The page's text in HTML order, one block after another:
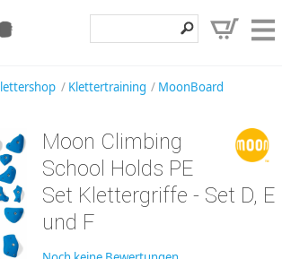
Klettershop
Entdecken
Angebote
Klettertraining MoonBoard
Moon Climbing
School Holds PE
Set Klettergriffe - Set D, E
und F